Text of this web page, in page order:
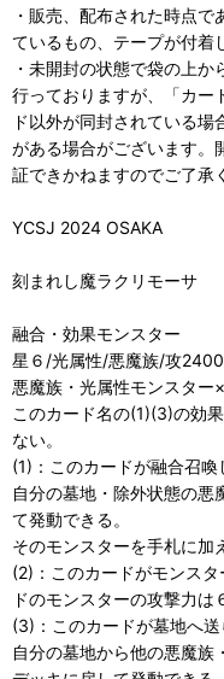
・販売、配布された時点
ているもの、テープが付着
・未開封の状態で袋の上
行っておりますが、「カー
ド以外が同封されている
がある場合がございます。
証できかねますのでご了承
YCSJ 2024 OSAKA
刻まれし魔ラクリモーサ
融合・効果モンスター
星６/光属性/悪魔族/攻
悪魔族・光属性モンスター
このカード名の(1)(3)の効
ない。
(1)：このカードが融合召喚
自分の墓地・除外状態の悪
て発動できる。
そのモンスターを手札に加
(2)：このカードがモンス
ドのモンスターの攻撃力は
(3)：このカードが墓地へ送
自分の墓地から他の悪魔族